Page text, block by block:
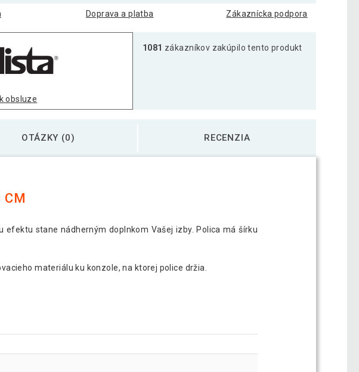
Stilista nástenná polica Volato, 40 cm, lesklá biela
Doprava a platba Zákaznícka podpora
obsluze
1081 zákazníkov zakúpilo tento produkt
OTÁZKY (0) RECENZIA
stane nádherným doplnkom Vašej izby. Polica má šírku
materiálu ku konzole, na ktorej police držia.